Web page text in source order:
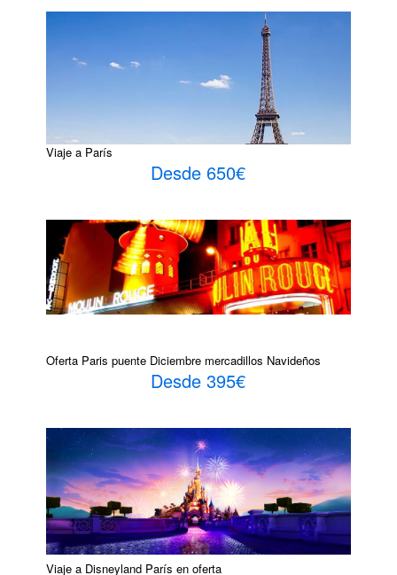
Viaje a París
Desde 650€
Oferta Paris puente Diciembre mercadillos Navideños
Desde 395€
Viaje a Disneyland París en oferta